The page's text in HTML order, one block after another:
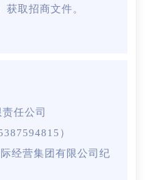
获取招商文件。
任公司
）
顶国际经营集团有限公司纪